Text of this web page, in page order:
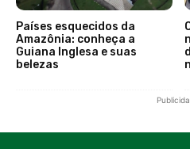
Países esquecidos da
Amazônia: conheça a
Guiana Inglesa e suas
belezas